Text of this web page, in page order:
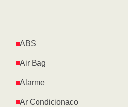
ABS
Air Bag
Alarme
Ar Condicionado